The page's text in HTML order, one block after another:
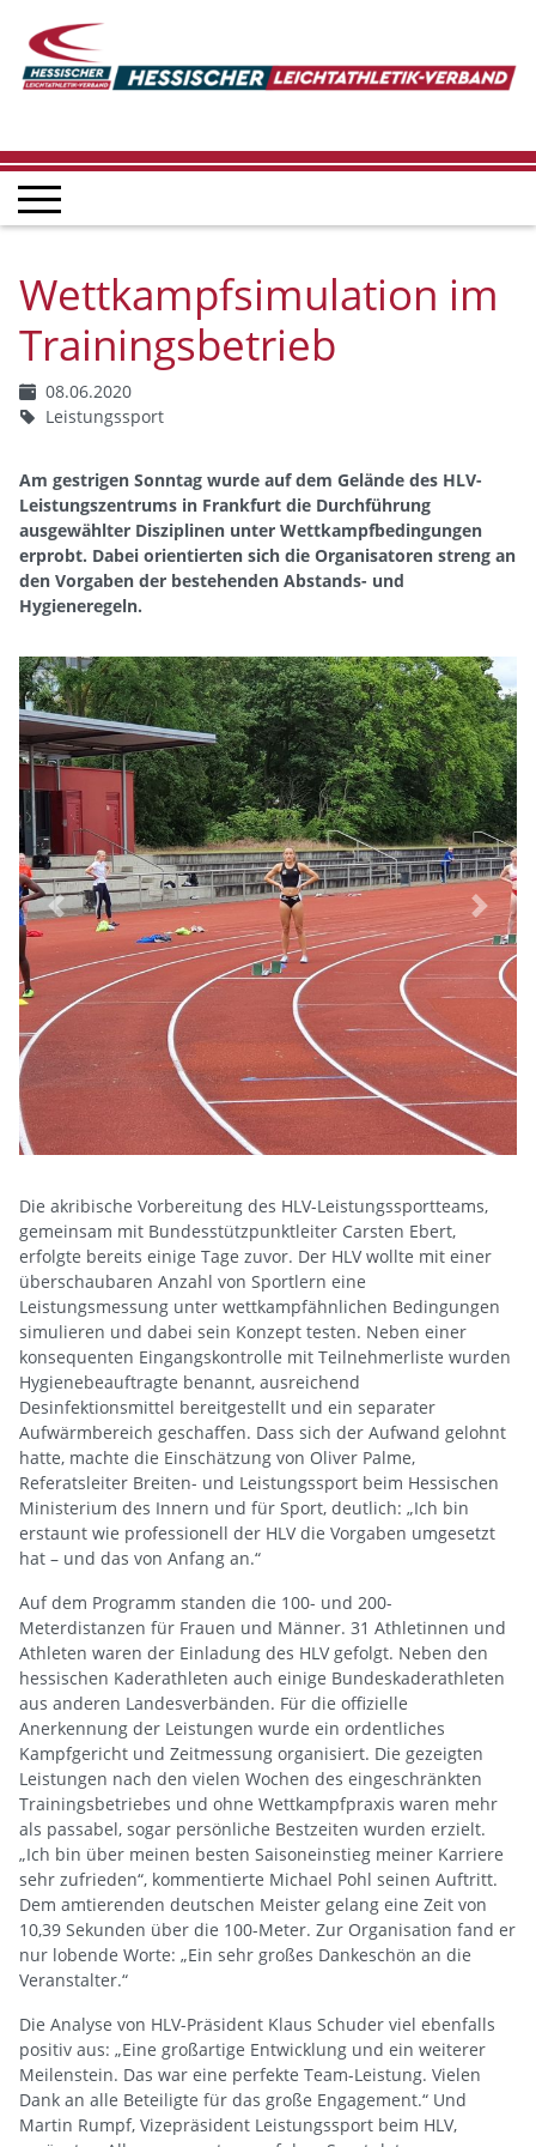
Wettkampfsimulation im
Trainingsbetrieb
08.06.2020
Leistungssport
Am gestrigen Sonntag wurde auf dem Gelände des HLV-
Leistungszentrums in Frankfurt die Durchführung
ausgewählter Disziplinen unter Wettkampfbedingungen
erprobt. Dabei orientierten sich die Organisatoren streng an
den Vorgaben der bestehenden Abstands- und
Hygieneregeln.
Previous Next
Die akribische Vorbereitung des HLV-Leistungssportteams,
gemeinsam mit Bundesstützpunktleiter Carsten Ebert,
erfolgte bereits einige Tage zuvor. Der HLV wollte mit einer
überschaubaren Anzahl von Sportlern eine
Leistungsmessung unter wettkampfähnlichen Bedingungen
simulieren und dabei sein Konzept testen. Neben einer
konsequenten Eingangskontrolle mit Teilnehmerliste wurden
Hygienebeauftragte benannt, ausreichend
Desinfektionsmittel bereitgestellt und ein separater
Aufwärmbereich geschaffen. Dass sich der Aufwand gelohnt
hatte, machte die Einschätzung von Oliver Palme,
Referatsleiter Breiten- und Leistungssport beim Hessischen
Ministerium des Innern und für Sport, deutlich: „Ich bin
erstaunt wie professionell der HLV die Vorgaben umgesetzt
hat – und das von Anfang an.“
Auf dem Programm standen die 100- und 200-
Meterdistanzen für Frauen und Männer. 31 Athletinnen und
Athleten waren der Einladung des HLV gefolgt. Neben den
hessischen Kaderathleten auch einige Bundeskaderathleten
aus anderen Landesverbänden. Für die offizielle
Anerkennung der Leistungen wurde ein ordentliches
Kampfgericht und Zeitmessung organisiert. Die gezeigten
Leistungen nach den vielen Wochen des eingeschränkten
Trainingsbetriebes und ohne Wettkampfpraxis waren mehr
als passabel, sogar persönliche Bestzeiten wurden erzielt.
„Ich bin über meinen besten Saisoneinstieg meiner Karriere
sehr zufrieden“, kommentierte Michael Pohl seinen Auftritt.
Dem amtierenden deutschen Meister gelang eine Zeit von
10,39 Sekunden über die 100-Meter. Zur Organisation fand er
nur lobende Worte: „Ein sehr großes Dankeschön an die
Veranstalter.“
Die Analyse von HLV-Präsident Klaus Schuder viel ebenfalls
positiv aus: „Eine großartige Entwicklung und ein weiterer
Meilenstein. Das war eine perfekte Team-Leistung. Vielen
Dank an alle Beteiligte für das große Engagement.“ Und
Martin Rumpf, Vizepräsident Leistungssport beim HLV,